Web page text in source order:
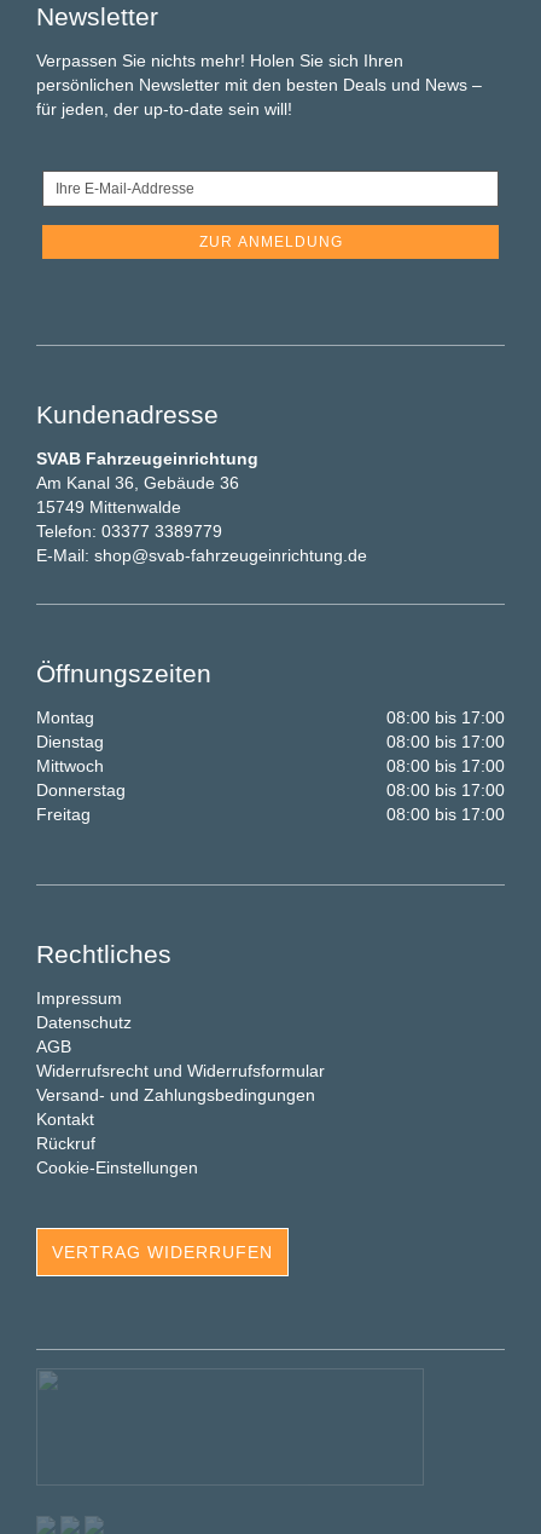
Newsletter
Verpassen Sie nichts mehr! Holen Sie sich Ihren
persönlichen Newsletter mit den besten Deals und News –
für jeden, der up-to-date sein will!
Ihre
E-
Mail-
Kundenadresse
SVAB Fahrzeugeinrichtung
Am Kanal 36, Gebäude 36
15749 Mittenwalde
Telefon: 03377 3389779
E-Mail: shop@svab-fahrzeugeinrichtung.de
Öffnungszeiten
Montag
08:00 bis 17:00
Dienstag
08:00 bis 17:00
Mittwoch
08:00 bis 17:00
Donnerstag
08:00 bis 17:00
Freitag
08:00 bis 17:00
Rechtliches
Impressum
Datenschutz
AGB
Widerrufsrecht und Widerrufsformular
Versand- und Zahlungsbedingungen
Kontakt
Rückruf
Cookie-Einstellungen
VERTRAG WIDERRUFEN